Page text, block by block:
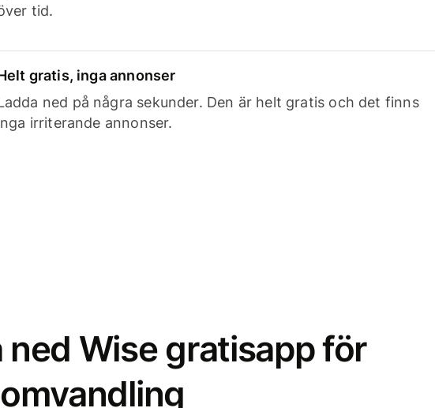
tid.
gratis, inga annonser
ned på några sekunder. Den är helt gratis och det finns
irriterande annonser.
ned Wise gratisapp för